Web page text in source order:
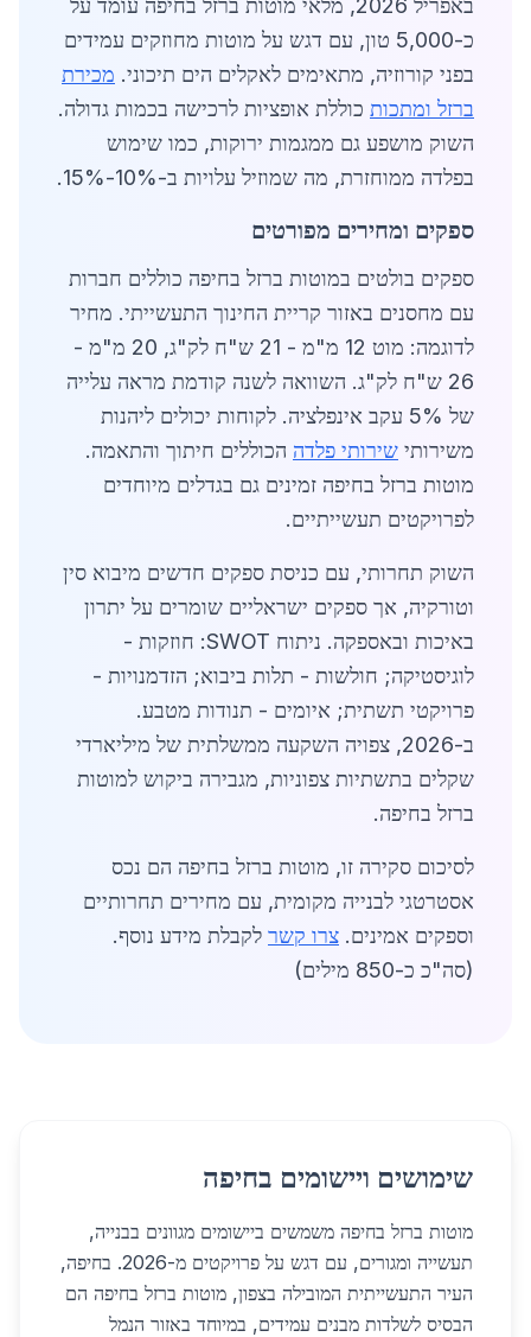
באפריל 2026, מלאי מוטות ברזל בחיפה עומד על
כ-5,000 טון, עם דגש על מוטות מחוזקים עמידים
בפני קורוזיה, מתאימים לאקלים הים תיכוני. מכירת
ברזל ומתכות כוללת אופציות לרכישה בכמות גדולה.
השוק מושפע גם ממגמות ירוקות, כמו שימוש
בפלדה ממוחזרת, מה שמוזיל עלויות ב-10%-15%.
ספקים ומחירים מפורטים
ספקים בולטים במוטות ברזל בחיפה כוללים חברות
עם מחסנים באזור קריית החינוך התעשייתי. מחיר
לדוגמה: מוט 12 מ"מ - 21 ש"ח לק"ג, 20 מ"מ -
26 ש"ח לק"ג. השוואה לשנה קודמת מראה עלייה
של 5% עקב אינפלציה. לקוחות יכולים ליהנות
משירותי שירותי פלדה הכוללים חיתוך והתאמה.
מוטות ברזל בחיפה זמינים גם בגדלים מיוחדים
לפרויקטים תעשייתיים.
השוק תחרותי, עם כניסת ספקים חדשים מיבוא סין
וטורקיה, אך ספקים ישראליים שומרים על יתרון
באיכות ובאספקה. ניתוח SWOT: חוזקות -
לוגיסטיקה; חולשות - תלות ביבוא; הזדמנויות -
פרויקטי תשתית; איומים - תנודות מטבע.
ב-2026, צפויה השקעה ממשלתית של מיליארדי
שקלים בתשתיות צפוניות, מגבירה ביקוש למוטות
ברזל בחיפה.
לסיכום סקירה זו, מוטות ברזל בחיפה הם נכס
אסטרטגי לבנייה מקומית, עם מחירים תחרותיים
וספקים אמינים. צרו קשר לקבלת מידע נוסף.
(סה"כ כ-850 מילים)
שימושים ויישומים בחיפה
מוטות ברזל בחיפה משמשים ביישומים מגוונים בבנייה,
תעשייה ומגורים, עם דגש על פרויקטים מ-2026. בחיפה,
העיר התעשייתית המובילה בצפון, מוטות ברזל בחיפה הם
הבסיס לשלדות מבנים עמידים, במיוחד באזור הנמל